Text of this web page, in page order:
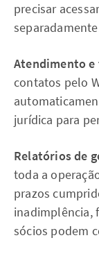
precisar
Atendimento
contatos pelo
jurídica para
Relatórios de
toda a
prazos
inadimplência,
sócios podem